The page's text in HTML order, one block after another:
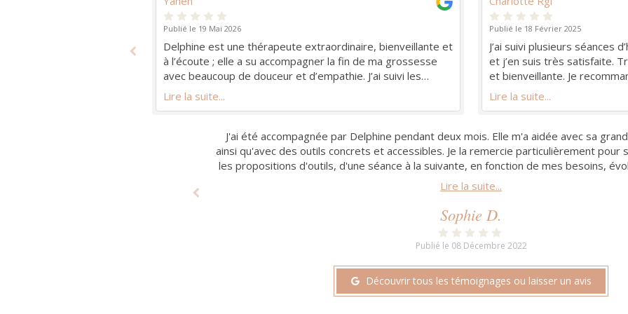
Publié le 19 Mai 2026
Delphine est une thérapeute extraordinaire, bienveillante et
à l’écoute ; elle a su accompagner la fin de ma grossesse
avec beaucoup de douceur et d’empathie. J’ai suivi les
quatre séances d’hypnonatal qui m’ont permis d’avoir des
Lire la suite...
Publié le 18 Février 2025
J’ai suivi plusieurs séances
et j’en suis très satisfaite.
et bienveillante. Je
Lire la suite...
Delphine est une professionnelle bienveillante qui propose un accompagnement
tous les outils nécessaires pour (re)trouver son équilibre.
Lire la suite...
Publié le 08 Décembre 2022
J'ai été accompagnée par Delphine pendant deux mois. Elle m'a aidée avec sa
ainsi qu'avec des outils concrets et accessibles. Je la remercie particulièrement pour
les propositions d'outils, d'une séance à la suivante, en fonction de mes besoins,
Je recommande !
Lire la suite...
Sophie D.
Publié le 08 Décembre 2022
Delphine Ameline est une praticienne engagée et passionnée. Elle saura vous
professionnalisme et bienveillance. Ses qualités humaines vous mettront
Lire la suite...
Publié le 07 Décembre 2022
Après un second accouchement difficile, j ai décidé de faire appel à Delphine qui m
aide (écoute bienveillante pour m aider à me reconnecter à mon corps). Je
Lire la suite...
Publié le 07 Décembre 2022
Bravo Delphine !
Lire la suite...
Publié le 16 Septembre 2022
Delphine Ameline m'aide depuis plusieurs mois à me libérer de rhumatismes et a su
encourangeants. Delphine Ameline est une thérapeute des femmes
bientôt!
Lire la suite...
Publié le 16 Septembre 2022
Mille merci Delphine ! Thérapeute des femmes sympathique, de bon conseil,
merci et à bientôt !
Lire la suite...
Publié le 16 Septembre 2022
Découvrir tous les témoignages ou laisser un avis